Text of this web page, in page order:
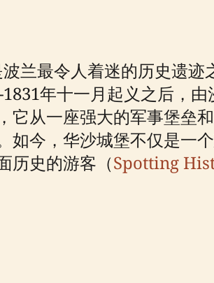
兰最令人着迷的历史遗迹
年十一月起义之后，
从一座强大的军事堡垒
今，华沙城堡不仅是一
历史的游客（Spotting